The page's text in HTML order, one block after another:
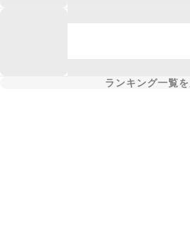
ランキング一覧